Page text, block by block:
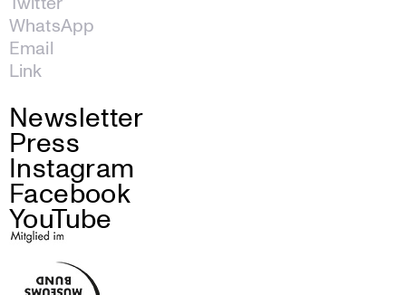
WhatsApp
Email
Link
Newsletter
Press
Instagram
Facebook
YouTube